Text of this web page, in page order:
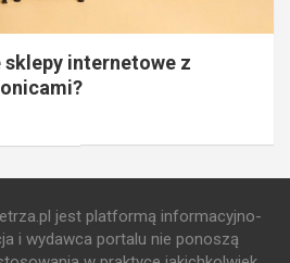
internetowe z
jest platformą informacyjno-
i wydawca portalu nie ponoszą